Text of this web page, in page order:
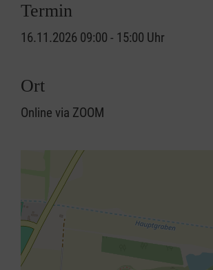
Termin
16.11.2026 09:00 - 15:00 Uhr
Ort
Online via ZOOM